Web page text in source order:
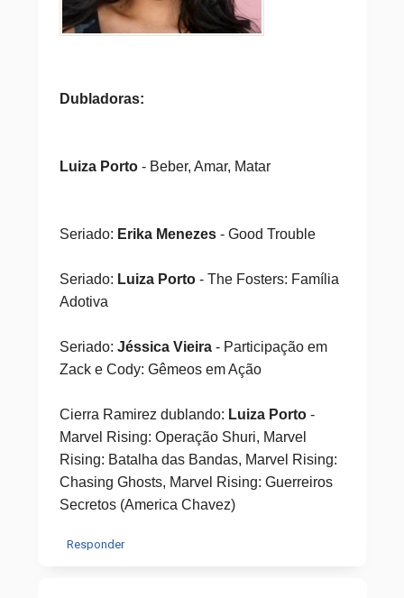
Dubladoras:
Luiza Porto- Beber, Amar, Matar
Seriado: Erika Menezes - Good Trouble
Seriado: Luiza Porto- The Fosters: Família
Adotiva
Seriado: Jéssica Vieira- Participação em
Zack e Cody: Gêmeos em Ação
Cierra Ramirez dublando: Luiza Porto-
Marvel Rising: Operação Shuri, Marvel
Rising: Batalha das Bandas, Marvel Rising:
Chasing Ghosts, Marvel Rising: Guerreiros
Secretos (America Chavez)
Responder